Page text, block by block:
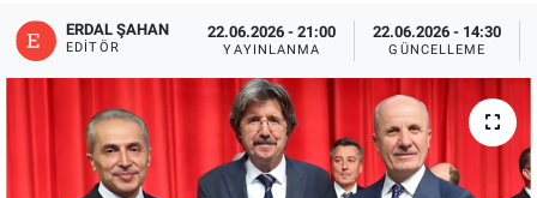
ERDAL ŞAHAN
EDITÖR
22.06.2026 - 21:00
YAYINLANMA
22.06.2026 - 14:30
GÜNCELLEME